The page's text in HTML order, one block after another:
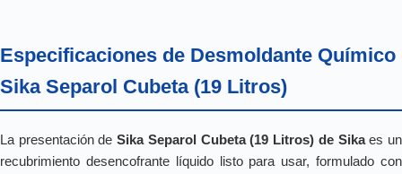
Especificaciones de Desmoldante Químico
Sika Separol Cubeta (19 Litros)
La presentación deSika Separol Cubeta (19 Litros) de Sikaes un
recubrimiento desencofrante líquido listo para usar, formulado con